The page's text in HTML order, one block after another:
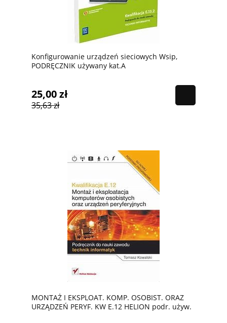
Konfigurowanie urządzeń sieciowych Wsip,
PODRĘCZNIK używany kat.A
25,00 zł
35,63 zł
MONTAŻ I EKSPLOAT. KOMP. OSOBIST. ORAZ
URZĄDZEŃ PERYF. KW E.12 HELION podr. używ.